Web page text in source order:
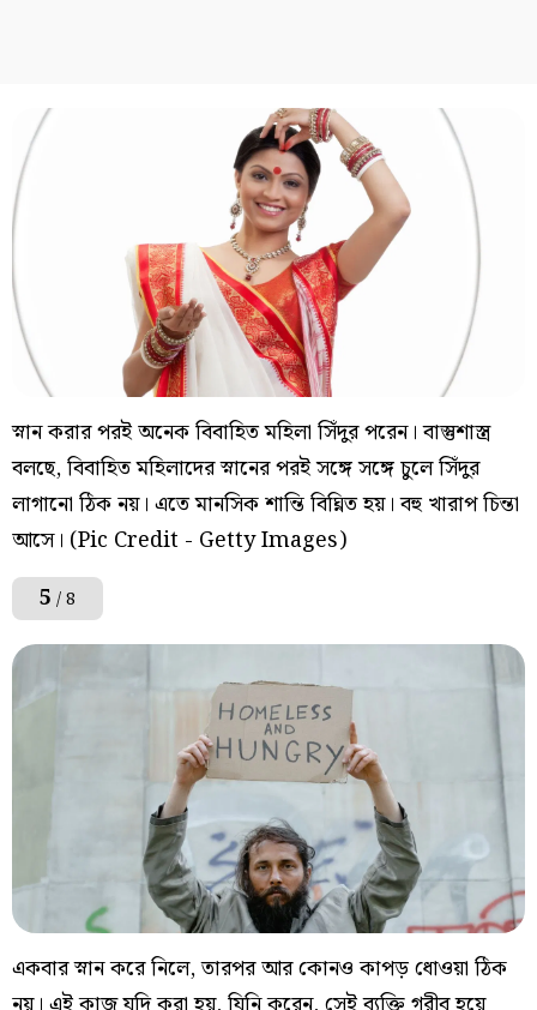
স্নান করার পরই অনেক বিবাহিত মহিলা সিঁদুর পরেন। বাস্তুশাস্ত্র
বলছে, বিবাহিত মহিলাদের স্নানের পরই সঙ্গে সঙ্গে চুলে সিঁদুর
লাগানো ঠিক নয়। এতে মানসিক শান্তি বিঘ্নিত হয়। বহু খারাপ চিন্তা
আসে। (Pic Credit - Getty Images)
5 / 8
একবার স্নান করে নিলে, তারপর আর কোনও কাপড় ধোওয়া ঠিক